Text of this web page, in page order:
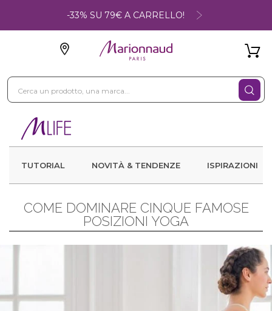
-33% SU 79€ A CARRELLO!
TUTORIAL NOVITÀ & TENDENZE ISPIRAZIONI
COME DOMINARE CINQUE FAMOSE
POSIZIONI YOGA